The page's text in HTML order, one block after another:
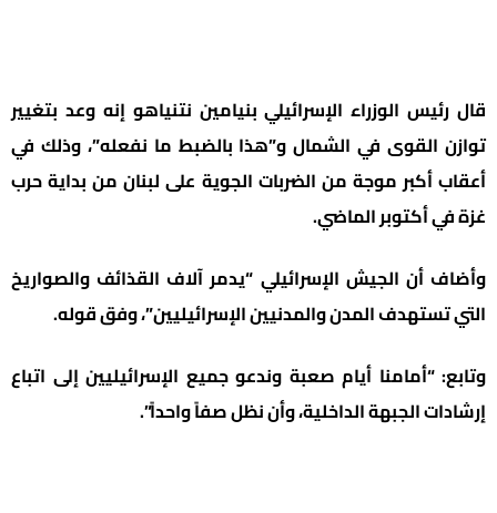
قال رئيس الوزراء الإسرائيلي بنيامين نتنياهو إنه وعد بتغيير
توازن القوى في الشمال و”هذا بالضبط ما نفعله”، وذلك في
أعقاب أكبر موجة من الضربات الجوية على لبنان من بداية حرب
غزة في أكتوبر الماضي.
وأضاف أن الجيش الإسرائيلي “يدمر آلاف القذائف والصواريخ
التي تستهدف المدن والمدنيين الإسرائيليين”، وفق قوله.
وتابع: “أمامنا أيام صعبة وندعو جميع الإسرائيليين إلى اتباع
إرشادات الجبهة الداخلية، وأن نظل صفاً واحداً”.